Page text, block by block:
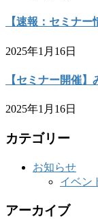
【速報：セミナ
2025年1月16日
【セミナー開催
2025年1月16日
カテゴリー
お知らせ
イベン
アーカイブ